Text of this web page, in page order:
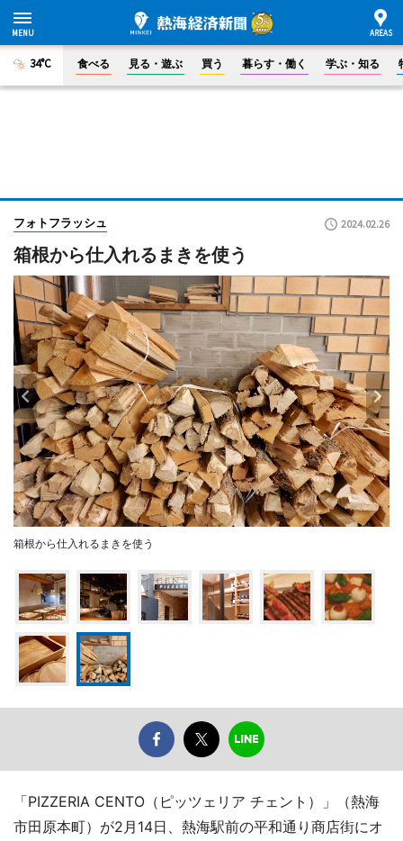
34°C 食べる 見る・遊ぶ 買う 暮らす・働く 学ぶ・知る
フォトフラッシュ 2024.02.26
箱根から仕入れるまきを使う
箱根から仕入れるまきを使う
「PIZZERIA CENTO（ピッツェリア チェント）」（熱海
市田原本町）が2月14日、熱海駅前の平和通り商店街にオ